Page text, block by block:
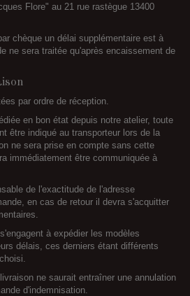
Flore" au 21 rue rastègue 13400
chèque un délai supplémentaire est à
ne sera traitée qu'après encaissement de
par ordre de réception.
en bon état depuis notre atelier, toute
être indiqué au transporteur lors de la
ne sera prise en compte sans cette
immédiatement être communiquée à
de l'exactitude de l'adresse
en cas de retour il devra s'acquitter
à expédier les modèles
délais, ces derniers étant différents
ne saurait entraîner une annulation
d'indemnisation.